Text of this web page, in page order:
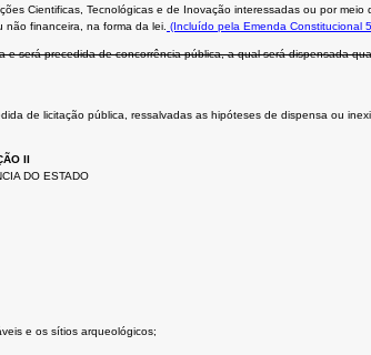
Cientificas, Tecnológicas e de Inovação interessadas ou por
financeira, na forma da lei. (Incluído pela Emenda Constitucional
será precedida de concorrência pública, a qual será dispensada
de licitação pública, ressalvadas as hipóteses de dispensa ou
II
DO ESTADO
e os sítios arqueológicos;